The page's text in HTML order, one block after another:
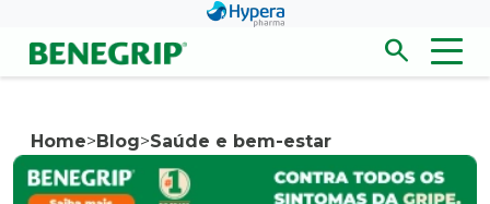
Pular para conteúdo principal
search
Abrir/
Home>Blog>Saúde e bem-estar